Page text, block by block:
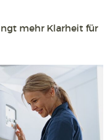
mehr Klarheit für